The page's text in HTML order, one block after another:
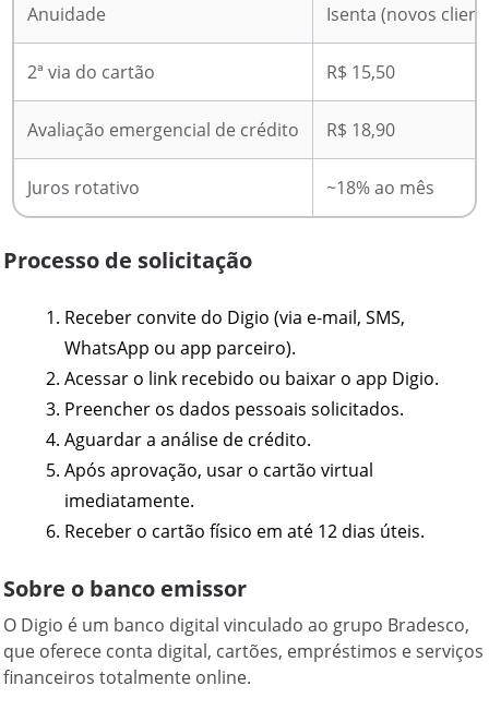
Anuidade Isenta (novos
2ª via do cartão R$ 15,50
Avaliação emergencial de crédito R$ 18,90
Juros rotativo ~18% ao mês
Processo de solicitação
Receber convite do Digio (via e-mail, SMS,
WhatsApp ou app parceiro).
Acessar o link recebido ou baixar o app Digio.
Preencher os dados pessoais solicitados.
Aguardar a análise de crédito.
Após aprovação, usar o cartão virtual
imediatamente.
Receber o cartão físico em até 12 dias úteis.
Sobre o banco emissor
O Digio é um banco digital vinculado ao grupo Bradesco,
que oferece conta digital, cartões, empréstimos e serviços
financeiros totalmente online.